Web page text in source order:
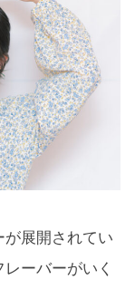
が展開されてい
ーバーがいく